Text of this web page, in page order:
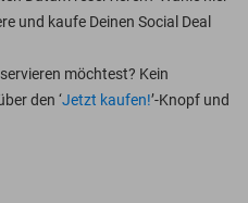
und kaufe Deinen Social Deal
möchtest? Kein
den ‘Jetzt kaufen!’-Knopf und